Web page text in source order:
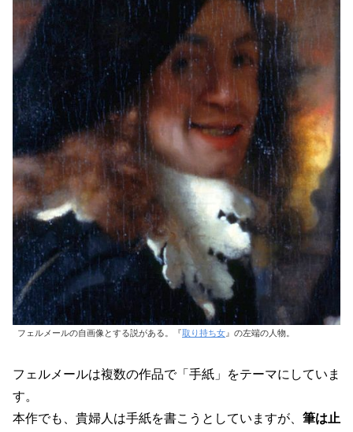
フェルメールの自画像とする説がある。『取り持ち女 』の左端の人物。
フェルメールは複数の作品で「手紙」をテーマにしていま
す。
本作でも、貴婦人は手紙を書こうとしていますが、 筆は止